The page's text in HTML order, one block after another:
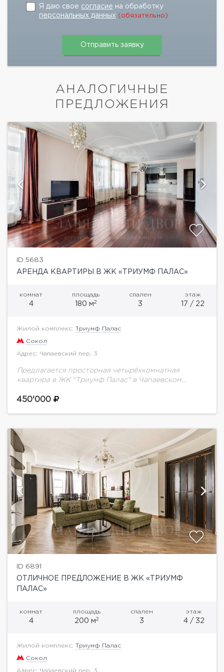
Я даю свое согласие на обработку
персональных данных (обязательно)
АНАЛОГИЧНЫЕ
ПРЕДЛОЖЕНИЯ
ID 5683
АРЕНДА КВАРТИРЫ В ЖК «ТРИУМФ ПАЛАС»
комнат
4
площадь
180 м2
спален
3
этаж
17 / 22
Жилой комплекс: Триумф Палас
Сокол
Адрес: Чапаевский пер. 3
Предлагается просторная четырёхкомнатная
квартира в ЖК "Триумф Палас" в Чапаевском
спальни (24, 12, 18 кв.м), комната свободного
450'000
ID 6891
ОТЛИЧНОЕ ПРЕДЛОЖЕНИЕ В ЖК «ТРИУМФ
ПАЛАС»
комнат
4
площадь
200 м2
спален
3
этаж
4 / 32
Жилой комплекс: Триумф Палас
Сокол
Адрес: Чапаевский пер. 3